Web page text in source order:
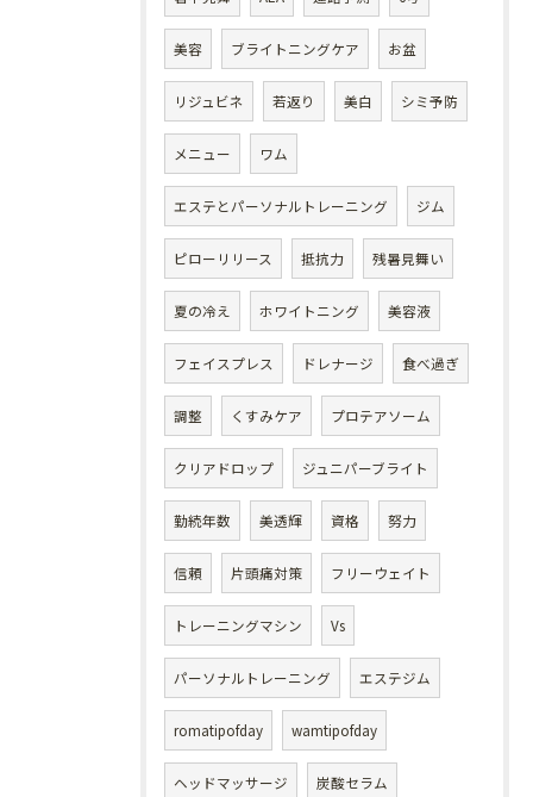
美容 ブライトニングケア お盆
リジュビネ 若返り 美白 シミ予防
メニュー ワム
エステとパーソナルトレーニング ジム
ピローリリース 抵抗力 残暑見舞い
夏の冷え ホワイトニング 美容液
フェイスプレス ドレナージ 食べ過ぎ
調整 くすみケア プロテアソーム
クリアドロップ ジュニパーブライト
勤続年数 美透輝 資格 努力
信頼 片頭痛対策 フリーウェイト
トレーニングマシン Vs
パーソナルトレーニング エステジム
romatipofday wamtipofday
ヘッドマッサージ 炭酸セラム